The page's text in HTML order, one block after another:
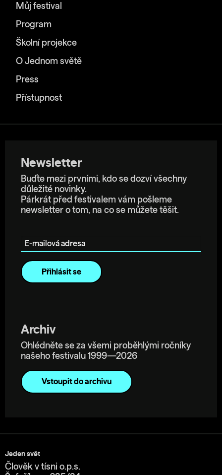
Můj festival
Program
Školní projekce
O Jednom světě
Press
Přístupnost
Newsletter
Buďte mezi prvními, kdo se dozví všechny
důležité novinky.
Párkrát před festivalem vám pošleme
newsletter o tom, na co se můžete těšit.
Archiv
Ohlédněte se za všemi proběhlými ročníky
našeho festivalu 1999—2026
Vstoupit do archivu
Jeden svět
Člověk v tísni o.p.s.